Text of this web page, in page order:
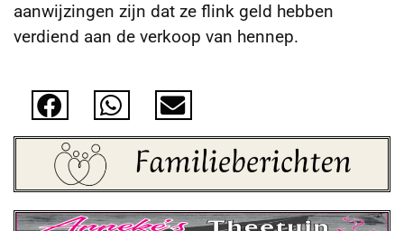
aanwijzingen zijn dat ze flink geld hebben
verdiend aan de verkoop van hennep.